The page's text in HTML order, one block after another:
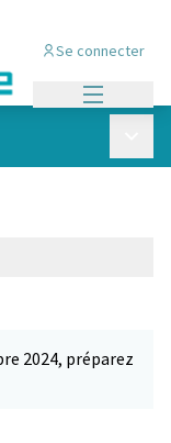
Se connecter
2024, préparez